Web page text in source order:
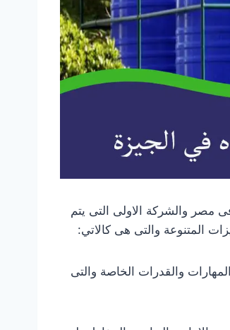
مصر والشركة الاولى التى يتم
المتنوعة والتى هى كالاتي:
والقدرات الخاصة والتى